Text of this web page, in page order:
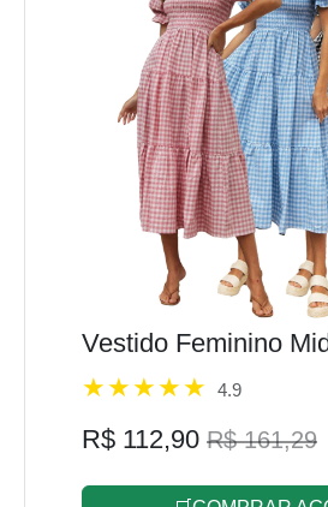
Vestido Feminino
4.9
R$ 112,90 R$ 161,29